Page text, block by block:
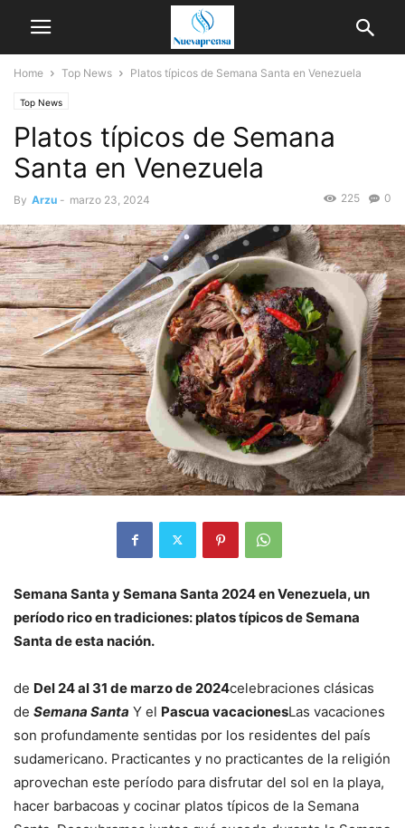
Home Top News Platos típicos de Semana Santa en Venezuela
Top News
Platos típicos de Semana
Santa en Venezuela
By Arzu - marzo 23, 2024 0
225
Semana Santa y Semana Santa 2024 en Venezuela, un
período rico en tradiciones: platos típicos de Semana
Santa de esta nación.
de Del 24 al 31 de marzo de 2024celebraciones clásicas
de Semana Santa Y el Pascua vacacionesLas vacaciones
son profundamente sentidas por los residentes del país
sudamericano. Practicantes y no practicantes de la religión
aprovechan este período para disfrutar del sol en la playa,
hacer barbacoas y cocinar platos típicos de la Semana